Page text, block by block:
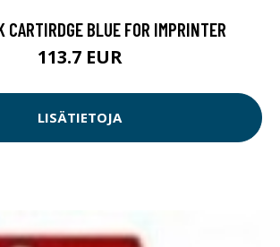
CARTIRDGE BLUE FOR IMPRINTER
113.7 EUR
LISÄTIETOJA